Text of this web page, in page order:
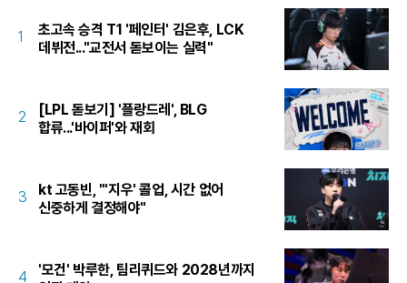
1
초고속 승격 T1 '페인터' 김은후, LCK
데뷔전..."교전서 돋보이는 실력"
2
[LPL 돋보기] '플랑드레', BLG
합류...'바이퍼'와 재회
3
kt 고동빈, "'지우' 콜업, 시간 없어
신중하게 결정해야"
4
'모건' 박루한, 팀리퀴드와 2028년까지